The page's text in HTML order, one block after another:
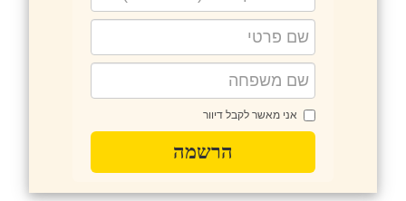
אני מאשר לקבל דיוור
הרשמה